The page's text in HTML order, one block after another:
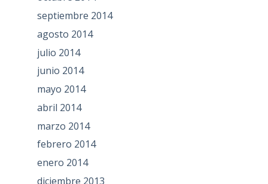
septiembre 2014
agosto 2014
julio 2014
junio 2014
mayo 2014
abril 2014
marzo 2014
febrero 2014
enero 2014
diciembre 2013